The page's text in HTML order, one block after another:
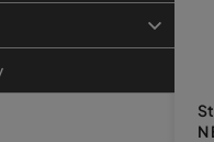
N